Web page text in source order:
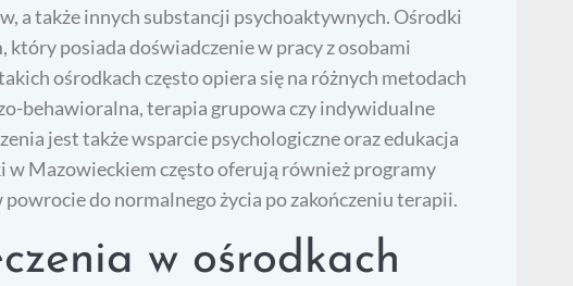
a także innych substancji psychoaktywnych. Ośrodki
posiada doświadczenie w pracy z osobami
ośrodkach często opiera się na różnych metodach
behawioralna, terapia grupowa czy indywidualne
jest także wsparcie psychologiczne oraz edukacja
w Mazowieckiem często oferują również programy
do normalnego życia po zakończeniu terapii.
w ośrodkach